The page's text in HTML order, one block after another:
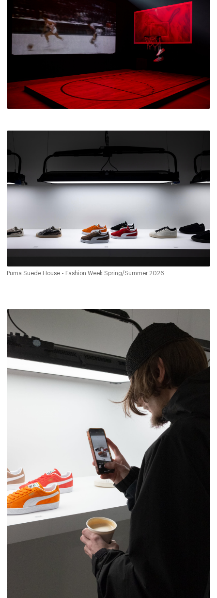
Puma Suede House - Fashion Week Spring/Summer 2026